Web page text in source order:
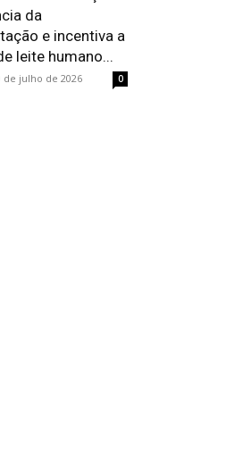
da
e incentiva a
leite humano...
de julho de 2026 0